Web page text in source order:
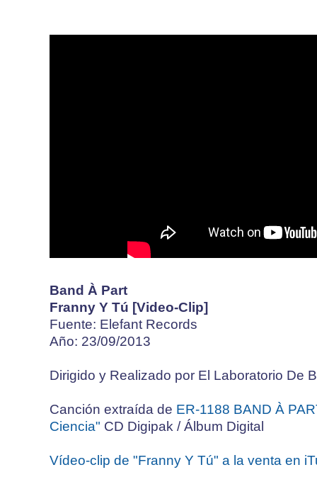
Band À Part
Franny Y Tú [Video-Clip]
Fuente: Elefant Records
Año: 23/09/2013
Dirigido y Realizado por El Laboratorio
Canción extraída de ER-1188 BAND À
Ciencia" CD Digipak / Álbum Digital
Vídeo-clip de "Franny Y Tú" a la venta en